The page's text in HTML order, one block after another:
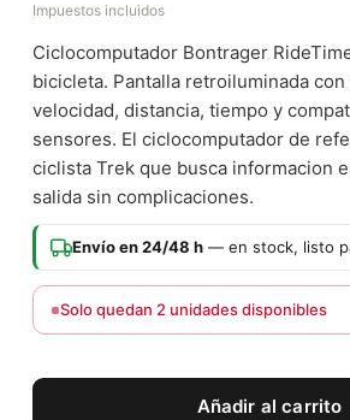
Impuestos incluidos
Ciclocomputador Bontrager
bicicleta. Pantalla retroiluminada
velocidad, distancia, tiempo y
sensores. El ciclocomputador de
ciclista Trek que busca informacion
salida sin complicaciones.
Envío en 24/48 h — en stock, listo
Solo quedan 2 unidades disponibles
Añadir al carrito